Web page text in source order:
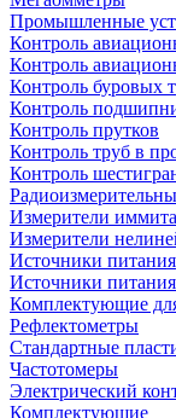
Промышленные
Контроль
Контроль
Контроль буровых
Контроль
Контроль прутков
Контроль труб в
Контроль
Измерители
Измерители
Источники питания
Источники
Комплектующие
Рефлектометры
Стандартные
Частотомеры
Электрический
Комплектующие